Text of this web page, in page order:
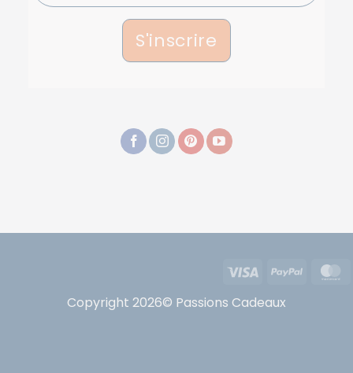
S'inscrire
Copyright 2026© Passions Cadeaux
Visa PayPal